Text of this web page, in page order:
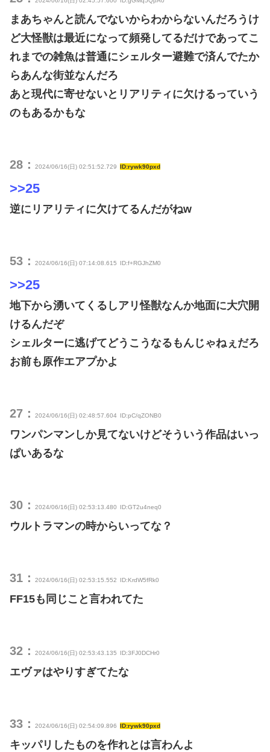
まあちゃんと読んでないからわからないんだろうけ
ど大怪獣は最近になって頻発してるだけであってこ
れまでの雑魚は普通にシェルター避難で済んでたか
らあんな街並なんだろ
あと現代に寄せないとリアリティに欠けるっていう
のもあるかもな
28： 2024/06/16(日) 02:51:52.729 ID:rywk90pxd
>>25
逆にリアリティに欠けてるんだがねw
53： 2024/06/16(日) 07:14:08.615 ID:f+RGJhZM0
>>25
地下から湧いてくるしアリ怪獣なんか地面に大穴開
けるんだぞ
シェルターに逃げてどうこうなるもんじゃねぇだろ
お前も原作エアプかよ
27： 2024/06/16(日) 02:48:57.604 ID:pC/qZONB0
ワンパンマンしか見てないけどそういう作品はいっ
ぱいあるな
30： 2024/06/16(日) 02:53:13.480 ID:GT2u4neq0
ウルトラマンの時からいってな？
31： 2024/06/16(日) 02:53:15.552 ID:KrdW5fRk0
FF15も同じこと言われてた
32： 2024/06/16(日) 02:53:43.135 ID:3FJ0DCHr0
エヴァはやりすぎてたな
33： 2024/06/16(日) 02:54:09.896 ID:rywk90pxd
キッパリしたものを作れとは言わんよ